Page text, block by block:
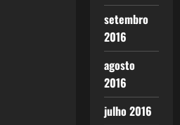
setembro
2016
agosto
2016
julho 2016